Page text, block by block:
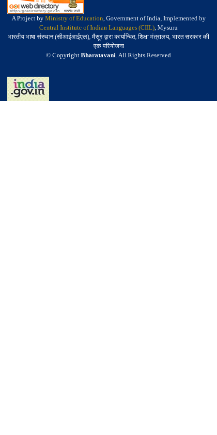
A Project by Ministry of Education, Government of India, Implemented by
Central Institute of Indian Languages (CIIL), Mysuru
भारतीय भाषा संस्थान (सीआईआईएल), मैसूर द्वारा कार्यान्वित, शिक्षा मंत्रालय, भारत सरकार की
एक परियोजना
© Copyright Bharatavani. All Rights Reserved